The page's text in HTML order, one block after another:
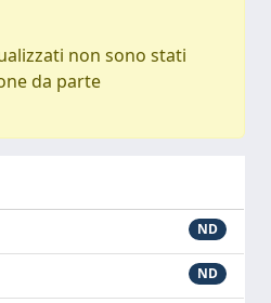
non sono stati
da parte
ND
ND